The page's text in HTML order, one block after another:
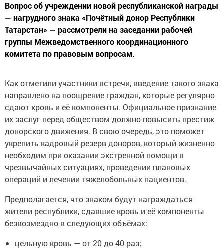
Вопрос об учреждении новой республиканской награды
— нагрудного знака «Почётный донор Республики
Татарстан» — рассмотрели на заседании рабочей
группы Межведомственного координационного
комитета по правовым вопросам.
Как отметили участники встречи, введение такого знака
направлено на поощрение граждан, которые регулярно
сдают кровь и её компоненты. Официальное признание
их заслуг перед обществом должно повысить престиж
донорского движения. В свою очередь, это поможет
укрепить кадровый резерв доноров, который жизненно
необходим при оказании экстренной помощи в
чрезвычайных ситуациях, проведении плановых
операций и лечении тяжелобольных пациентов.
Предполагается, что знаком будут награждаться
жители республики, сдавшие кровь и её компоненты
безвозмездно в следующих объёмах:
цельную кровь — от 20 до 40 раз;